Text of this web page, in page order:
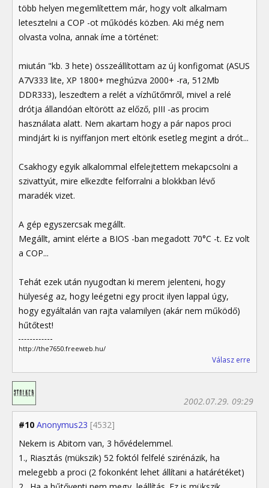
több helyen megemlítettem már, hogy volt alkalmam
letesztelni a COP -ot működés közben. Aki még nem
olvasta volna, annak íme a történet:
miután "kb. 3 hete) összeállítottam az új konfigomat (ASUS
A7V333 lite, XP 1800+ meghúzva 2000+ -ra, 512Mb
DDR333), leszedtem a relét a vízhűtőmről, mivel a relé
drótja állandóan eltörött az előző, pIII -as procim
használata alatt. Nem akartam hogy a pár napos proci
mindjárt ki is nyiffanjon mert eltörik esetleg megint a drót...
Csakhogy egyik alkalommal elfelejtettem mekapcsolni a
szivattyút, mire elkezdte felforralni a blokkban lévő
maradék vizet.
A gép egyszercsak megállt.
Megállt, amint elérte a BIOS -ban megadott 70°C -t. Ez volt
a COP...
Tehát ezek után nyugodtan ki merem jelenteni, hogy
hülyeség az, hogy leégetni egy procit ilyen lappal úgy,
hogy egyáltalán van rajta valamilyen (akár nem működő)
hűtőtest!
http://the7650.freeweb.hu/
Válasz erre
#10 Anonymus23 [4532]
2002.07.29. 09:29
Nekem is Abitom van, 3 hővédelemmel.
1., Riasztás (mükszik) 52 foktól felfelé szirénázik, ha
melegebb a proci (2 fokonként lehet állítani a határétéket)